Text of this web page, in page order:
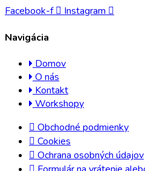
Facebook-f
Instagram
Navigácia
Domov
O nás
Kontakt
Workshopy
Obchodné podmienky
Cookies
Ochrana osobných údajov